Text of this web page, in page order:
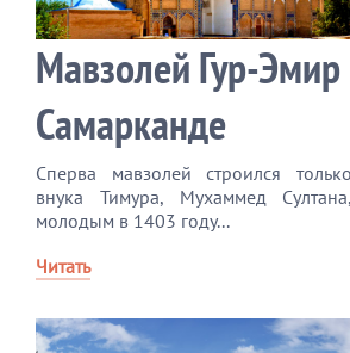
Мавзолей Гур-Эмир
Самарканде
Сперва мавзолей строился
внука Тимура, Мухаммед
молодым в 1403 году...
Читать